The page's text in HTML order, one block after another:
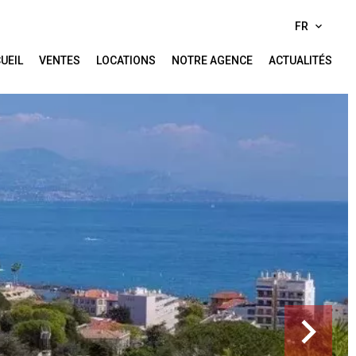
FR
VENTES LOCATIONS NOTRE AGENCE ACTUALITÉS